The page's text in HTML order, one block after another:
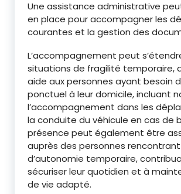
Une assistance administrative
en place pour accompagner les
courantes et la gestion des
L’accompagnement peut
situations de fragilité temporaire,
aide aux personnes ayant besoin
ponctuel à leur domicile, incluant
l’accompagnement dans les
la conduite du véhicule en cas de
présence peut également être
auprès des personnes
d’autonomie temporaire,
sécuriser leur quotidien et à
de vie adapté.